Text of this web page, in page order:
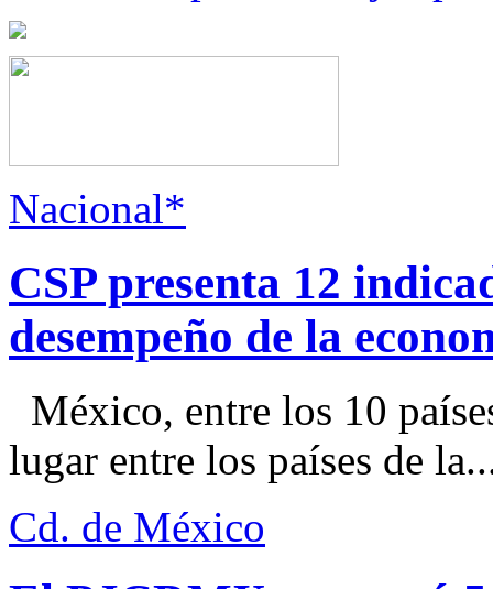
Nacional*
CSP presenta 12
desempeño de la
México, entre los 10
lugar entre los países de
Cd. de México